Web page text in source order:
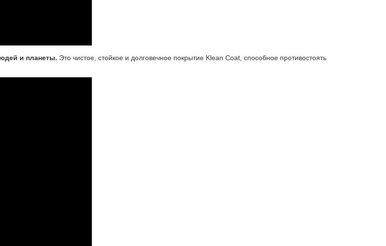
и планеты. Это чистое, стойкое и долговечное покрытие Klean Coat, способное противостоять